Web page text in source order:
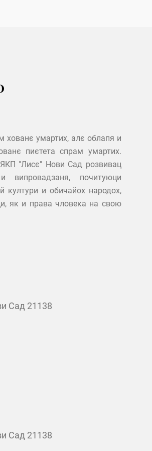
хованє умартих, алє облапя и
пиєтета спрам умартих.
"Лисє" Нови Сад розвивац
випровадзаня, почитуюци
култури и обичайох народох,
як и права чловека на свою
Сад 21138
Сад 21138